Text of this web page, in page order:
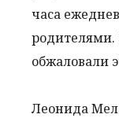
часа
обжаловали
Леонида